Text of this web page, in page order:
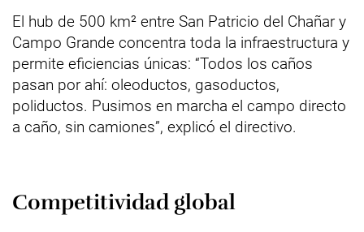
El hub de 500 km² entre San Patricio del Chañar y
Campo Grande concentra toda la infraestructura y
permite eficiencias únicas: “Todos los caños
pasan por ahí: oleoductos, gasoductos,
poliductos. Pusimos en marcha el campo directo
a caño, sin camiones”, explicó el directivo.
Competitividad global